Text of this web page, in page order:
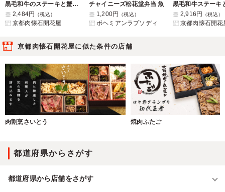
黒毛和牛のステーキと蟹いくらと四色手毬寿司の京都肉懐石弁当
2,484円
（税込）
京都肉懐石開花屋
チャイニーズ松花堂弁当 魚
1,200円
（税込）
ボヘミアンラプソディ
2,916円 （税込）
京都肉懐石開花
京都肉懐石開花屋に似た条件の店舗
肉割烹さいとう 焼肉ふたご
都道府県からさがす
都道府県から店舗をさがす